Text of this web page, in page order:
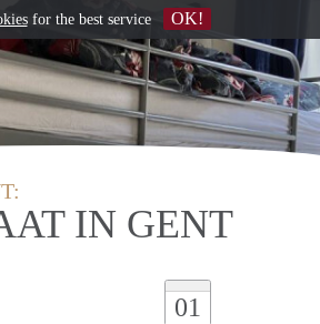
IN GENT
01
for the best service OK!